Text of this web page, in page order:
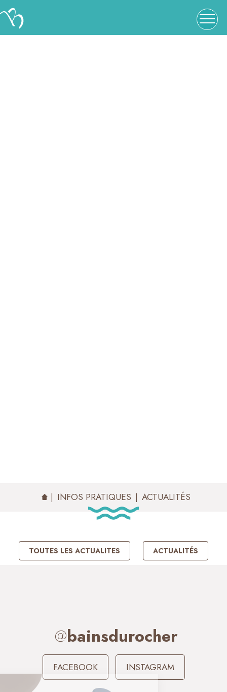
INFOS PRATIQUES ACTUALITÉS
TOUTES LES ACTUALITES ACTUALITÉS
@bainsdurocher
FACEBOOK INSTAGRAM